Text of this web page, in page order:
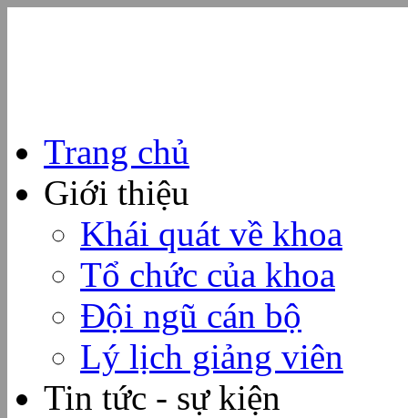
Trang chủ
Giới thiệu
Khái quát về khoa
Tổ chức của khoa
Đội ngũ cán bộ
Lý lịch giảng viên
Tin tức - sự kiện